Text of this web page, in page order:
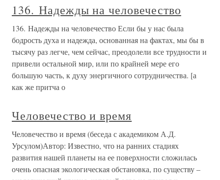
136. Надежды на человечество
136. Надежды на человечество Если бы у нас была
бодрость духа и надежда, основанная на фактах, мы бы в
тысячу раз легче, чем сейчас, преодолели все трудности и
привели остальной мир, или по крайней мере его
большую часть, к духу энергичного сотрудничества. [а
как же притча о
Человечество и время
Человечество и время (беседа с академиком А.Д.
Урсулом)Автор: Известно, что на ранних стадиях
развития нашей планеты на ее поверхности сложилась
очень опасная экологическая обстановка, по существу –